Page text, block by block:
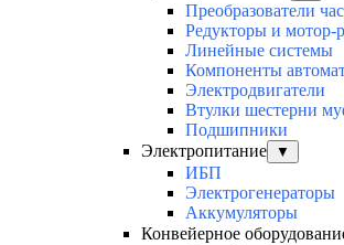
Преобразователи
Редукторы и мотор-
Линейные системы
Компоненты
Электродвигатели
Втулки шестерни
Подшипники
Электропитание
▼
ИБП
Электрогенераторы
Аккумуляторы
Конвейерное